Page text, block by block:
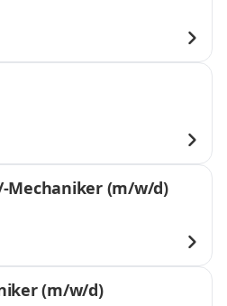
Mechaniker (m/w/d)
(m/w/d)